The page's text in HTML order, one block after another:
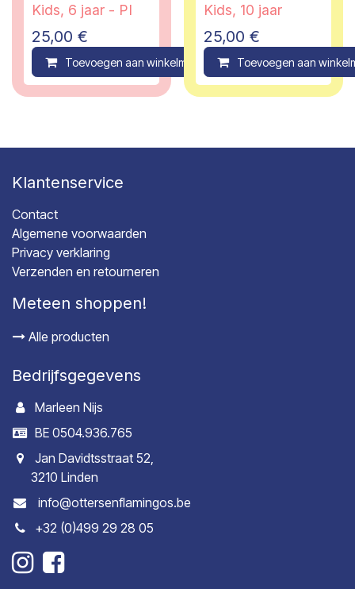
Kids, 6 jaar - PI
25,00 €
Toevoegen aan winkelmandje Compare
Kids, 10 jaar
25,00 €
Toevoegen aan
Klantenservice
Contact
Algemene voorwaarden
Privacy verklaring
Verzenden en retourneren
Meteen shoppen!
Alle producten
Bedrijfsgegevens
Marleen Nijs
BE 0504.936.765
Jan Davidtsstraat 52,
3210 Linden
info@ottersenflamingos.be
+32 (0)499 29 28 05